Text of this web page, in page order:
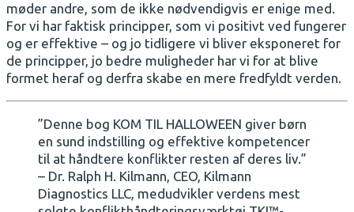
møder andre, som de ikke nødvendigvis er enige med.
For vi har faktisk principper, som vi positivt ved fungerer
og er effektive – og jo tidligere vi bliver eksponeret for
de principper, jo bedre muligheder har vi for at blive
formet heraf og derfra skabe en mere fredfyldt verden.
”Denne bog KOM TIL HALLOWEEN giver børn
en sund indstilling og effektive kompetencer
til at håndtere konflikter resten af deres liv.”
– Dr. Ralph H. Kilmann, CEO, Kilmann
Diagnostics LLC, medudvikler verdens mest